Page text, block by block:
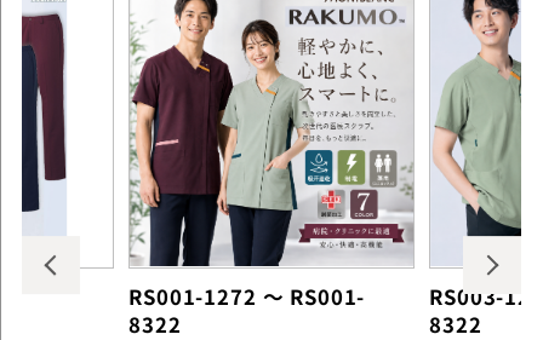
RS001-1272 ～ RS001-
8322
RS003-
8322